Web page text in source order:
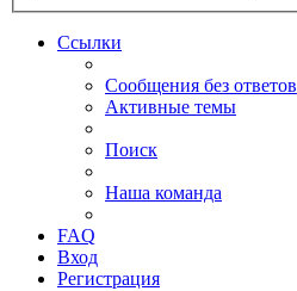
Ссылки
Сообщения без ответов
Активные темы
Поиск
Наша команда
FAQ
Вход
Регистрация